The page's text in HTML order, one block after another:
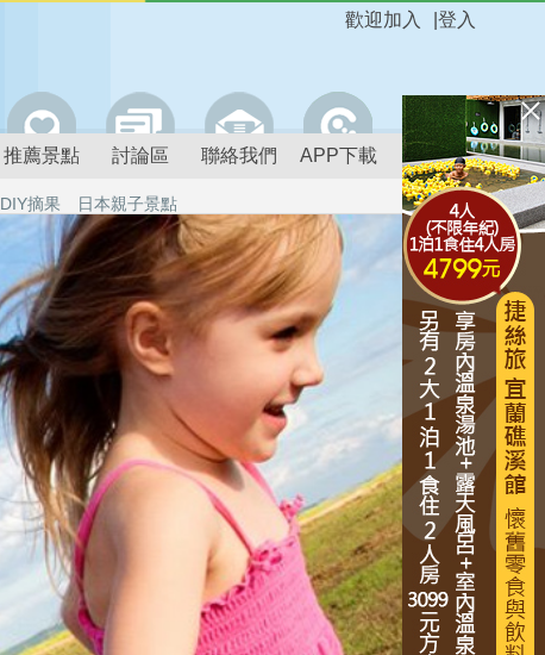
登入
歡迎加入
推薦景點 討論區 聯絡我們 APP下載
DIY摘果 日本親子景點